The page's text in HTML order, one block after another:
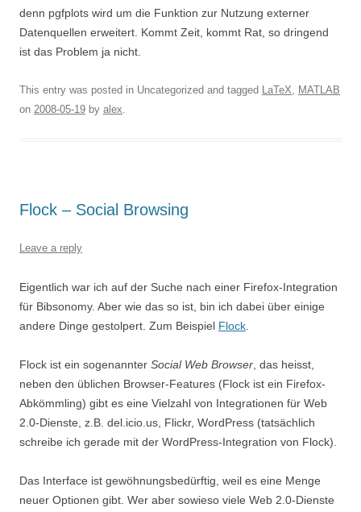
denn pgfplots wird um die Funktion zur Nutzung externer
Datenquellen erweitert. Kommt Zeit, kommt Rat, so dringend
ist das Problem ja nicht.
This entry was posted in Uncategorized and tagged LaTeX, MATLAB
on 2008-05-19 by alex.
Flock – Social Browsing
Leave a reply
Eigentlich war ich auf der Suche nach einer Firefox-Integration
für Bibsonomy. Aber wie das so ist, bin ich dabei über einige
andere Dinge gestolpert. Zum Beispiel Flock
Flock ist ein sogenannter Social Web Browser , das heisst,
neben den üblichen Browser-Features (Flock ist ein Firefox-
Abkömmling) gibt es eine Vielzahl von Integrationen für Web
2.0-Dienste, z.B. del.icio.us, Flickr, WordPress (tatsächlich
schreibe ich gerade mit der WordPress-Integration von Flock).
Das Interface ist gewöhnungsbedürftig, weil es eine Menge
neuer Optionen gibt. Wer aber sowieso viele Web 2.0-Dienste